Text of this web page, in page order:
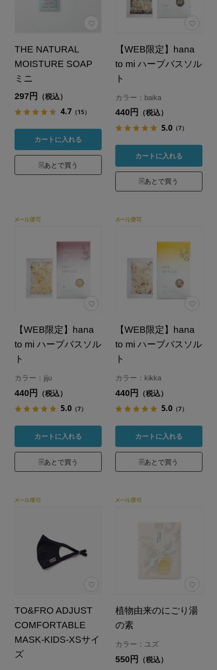
THE NATURAL
MOISTURE SOAP
ミニ
297円 （税込）
4.7（15）
カートに入れる
あとで買う
【WEB限定】hana
to mi ハーブバスソル
ト
カラー：baika
440円 （税込）
5.0（7）
カートに入れる
あとで買う
【WEB限定】hana
to mi ハーブバスソル
ト
カラー：jiju
440円 （税込）
5.0（7）
カートに入れる
あとで買う
【WEB限定】hana
to mi ハーブバスソル
ト
カラー：kikka
440円 （税込）
5.0（7）
カートに入れる
あとで買う
TO&FRO ADJUST
COMFORTABLE
MASK-KIDS-XSサイ
ズ
植物由来のにごり湯
の素
カラー：ユズ
550円 （税込）